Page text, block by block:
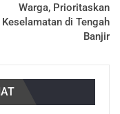
Warga, Prioritaskan
Keselamatan di Tengah
Banjir